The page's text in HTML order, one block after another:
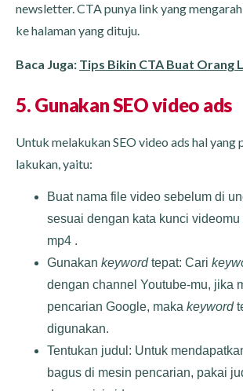
newsletter. CTA punya link yang
ke halaman yang dituju.
Baca Juga: Tips Bikin CTA Buat Orang
5. Gunakan SEO video ads
Untuk melakukan SEO video ads hal yang
lakukan, yaitu:
Buat nama file video sebelum di
sesuai dengan kata kunci
mp4 .
Gunakan keywordtepat: Cari
dengan channel Youtube-mu, jika
pencarian Google, maka keyword
digunakan.
Tentukan judul: Untuk
bagus di mesin pencarian, pakai